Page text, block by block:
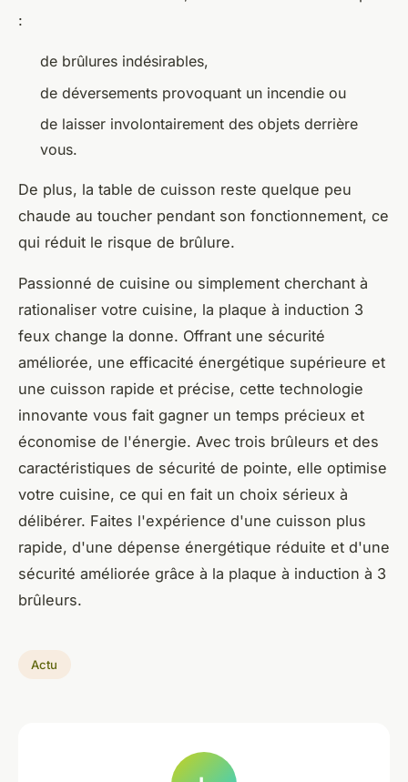
:
de brûlures indésirables,
de déversements provoquant un incendie ou
de laisser involontairement des objets derrière
vous.
De plus, la table de cuisson reste quelque peu
chaude au toucher pendant son fonctionnement, ce
qui réduit le risque de brûlure.
Passionné de cuisine ou simplement cherchant à
rationaliser votre cuisine, la plaque à induction 3
feux change la donne. Offrant une sécurité
améliorée, une efficacité énergétique supérieure et
une cuisson rapide et précise, cette technologie
innovante vous fait gagner un temps précieux et
économise de l'énergie. Avec trois brûleurs et des
caractéristiques de sécurité de pointe, elle optimise
votre cuisine, ce qui en fait un choix sérieux à
délibérer. Faites l'expérience d'une cuisson plus
rapide, d'une dépense énergétique réduite et d'une
sécurité améliorée grâce à la plaque à induction à 3
brûleurs.
Actu